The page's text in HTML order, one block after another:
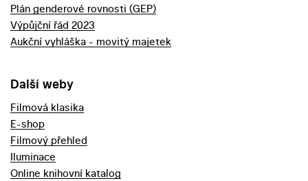
Plán genderové rovnosti (GEP)
Výpůjční řád 2023
Aukční vyhláška - movitý majetek
Další weby
Filmová klasika
E-shop
Filmový přehled
Iluminace
Online knihovní katalog